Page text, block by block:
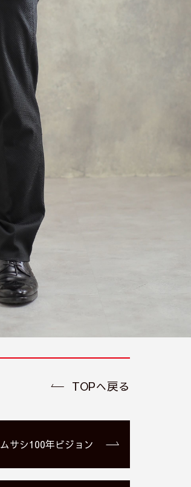
TOPへ戻る
ムサシ100年ビジョン